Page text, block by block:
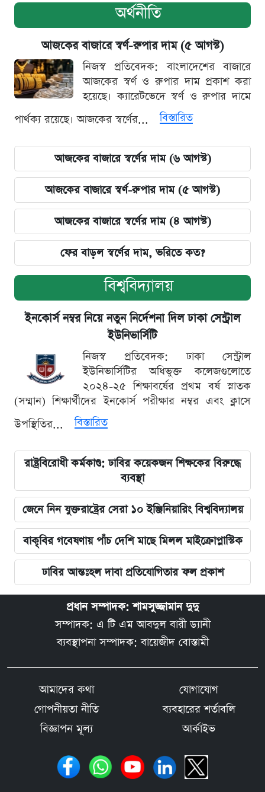
অর্থনীতি
আজকের বাজারে স্বর্ণ-রুপার দাম (৫ আগস্ট)
নিজস্ব প্রতিবেদক: বাংলাদেশের বাজারে
আজকের স্বর্ণ ও রুপার দাম প্রকাশ করা
হয়েছে। ক্যারেটভেদে স্বর্ণ ও রুপার দামে
পার্থক্য রয়েছে। আজকের স্বর্ণের...
বিস্তারিত
আজকের বাজারে স্বর্ণের দাম (৬ আগস্ট)
আজকের বাজারে স্বর্ণ-রুপার দাম (৫ আগস্ট)
আজকের বাজারে স্বর্ণের দাম (৪ আগস্ট)
ফের বাড়ল স্বর্ণের দাম, ভরিতে কত?
বিশ্ববিদ্যালয়
ইনকোর্স নম্বর নিয়ে নতুন নির্দেশনা দিল ঢাকা সেন্ট্রাল
ইউনিভার্সিটি
নিজস্ব প্রতিবেদক: ঢাকা সেন্ট্রাল
ইউনিভার্সিটির অধিভুক্ত কলেজগুলোতে
২০২৪-২৫ শিক্ষাবর্ষের প্রথম বর্ষ স্নাতক
(সম্মান) শিক্ষার্থীদের ইনকোর্স পরীক্ষার নম্বর এবং ক্লাসে
উপস্থিতির...
বিস্তারিত
রাষ্ট্রবিরোধী কর্মকাণ্ড: ঢাবির কয়েকজন শিক্ষকের বিরুদ্ধে
ব্যবস্থা
জেনে নিন যুক্তরাষ্ট্রের সেরা ১০ ইঞ্জিনিয়ারিং বিশ্ববিদ্যালয়
বাকৃবির গবেষণায় পাঁচ দেশি মাছে মিলল মাইক্রোপ্লাস্টিক
ঢাবির আন্তঃহল দাবা প্রতিযোগিতার ফল প্রকাশ
প্রধান সম্পাদক: শামসুজ্জামান দুদু
সম্পাদক: এ টি এম আবদুল বারী ড্যানী
ব্যবস্থাপনা সম্পাদক: বায়েজীদ বোস্তামী
আমাদের কথা
যোগাযোগ
গোপনীয়তা নীতি
ব্যবহারের শর্তাবলি
বিজ্ঞাপন মূল্য
আর্কাইভ